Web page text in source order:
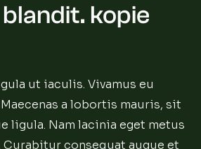
kopie
ut iaculis. Vivamus eu
a lobortis mauris, sit
ligula. Nam lacinia eget metus
consequat augue et